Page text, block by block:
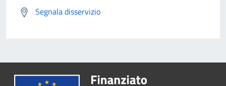
Segnala disservizio